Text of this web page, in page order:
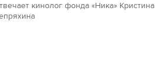
кинолог фонда «Ника» Кристина